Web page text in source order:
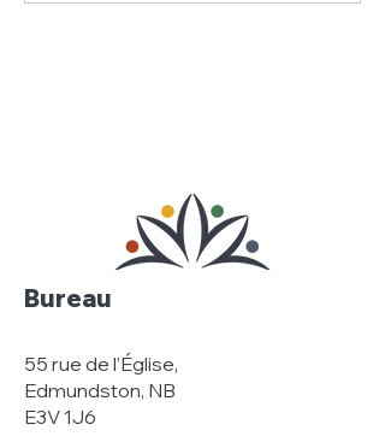
Bureau
55 rue de l’Église,
Edmundston, NB
E3V 1J6